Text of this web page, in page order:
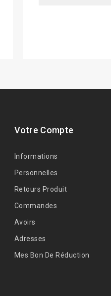
Votre Compte
Informations
Personnelles
Retours Produit
Commandes
Avoirs
Adresses
Mes Bon De Réduction